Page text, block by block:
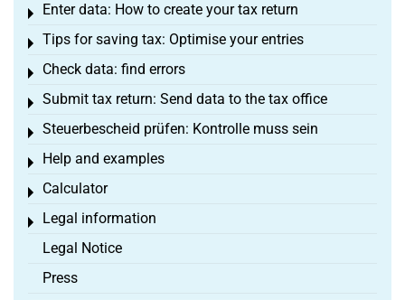
Enter data: How to create your tax return
Toggle menu
Tips for saving tax: Optimise your entries
Toggle menu
Check data: find errors
Toggle menu
Submit tax return: Send data to the tax office
Toggle menu
Steuerbescheid prüfen: Kontrolle muss sein
Toggle menu
Help and examples
Toggle menu
Calculator
Toggle menu
Legal information
Toggle menu
Legal Notice
Press